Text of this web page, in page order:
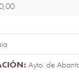
Ayto. de